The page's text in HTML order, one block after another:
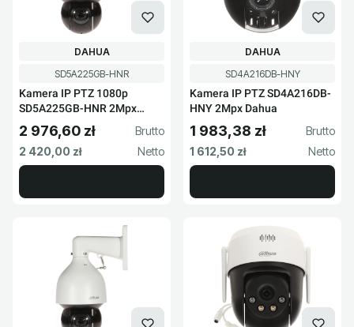
Kod produktu
SD5A225GB-HNR
Kamera IP PTZ 1080p
SD5A225GB-HNR 2Mpx
Dahua
PRODUCENT
DAHUA
Cena brutto
2 976,60 zł
Cena netto
2 420,00 zł
Kod produktu
SD4A216DB-HNY
Kamera IP PTZ SD4A216DB-
HNY 2Mpx Dahua
PRODUCENT
DAHUA
Cena brutto
1 983,38 zł
Cena netto
1 612,50 zł